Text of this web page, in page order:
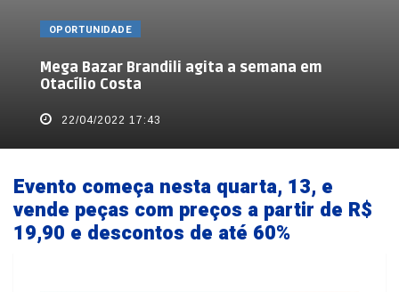
OPORTUNIDADE
Mega Bazar Brandili agita a semana em
Otacílio Costa
22/04/2022 17:43
Evento começa nesta quarta, 13, e
vende peças com preços a partir de R$
19,90 e descontos de até 60%